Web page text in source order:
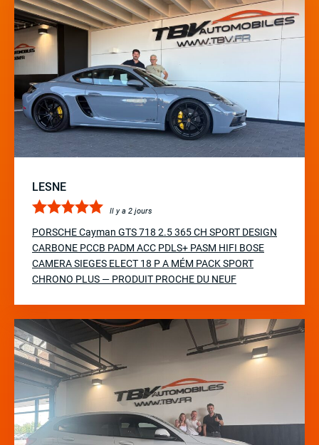
LESNE
Il y a 2 jours
PORSCHE Cayman GTS 718 2.5 365 CH SPORT DESIGN
CARBONE PCCB PADM ACC PDLS+ PASM HIFI BOSE
CAMERA SIEGES ELECT 18 P A MÉM PACK SPORT
CHRONO PLUS — PRODUIT PROCHE DU NEUF